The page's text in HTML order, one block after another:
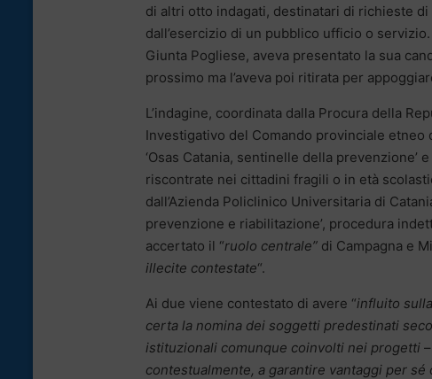
di altri otto indagati, destinatari di richieste
dall’esercizio di un pubblico ufficio o
Giunta Pogliese, aveva presentato la sua
prossimo ma l’aveva poi ritirata per
L’indagine, coordinata dalla Procura della
Investigativo del Comando provinciale
‘Osas Catania, sentinelle della
riscontrate nei cittadini fragili o in età
dall’Azienda Policlinico Universitaria di
prevenzione e riabilitazione’, procedura
accertato il “ruolo centrale” di Campagna e
illecite contestate“.
Ai due viene contestato di avere “influito
certa la nomina dei soggetti predestinati
istituzionali comunque coinvolti nei progetti
contestualmente, a garantire vantaggi per sé